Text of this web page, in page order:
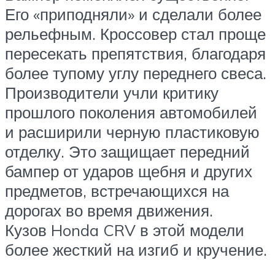
Его «приподняли» и сделали более
рельефным. Кроссовер стал проще
пересекать препятствия, благодаря
более тупому углу переднего свеса.
Производители учли критику
прошлого поколения автомобилей
и расширили черную пластиковую
отделку. Это защищает передний
бампер от ударов щебня и других
предметов, встречающихся на
дорогах во время движения.
Кузов Honda CRV в этой модели
более жесткий на изгиб и кручение.